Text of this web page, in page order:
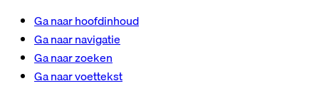
Ga naar hoofdinhoud
Ga naar navigatie
Ga naar zoeken
Ga naar voettekst